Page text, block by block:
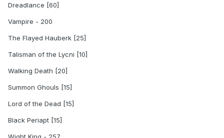
Dreadlance [60]
Vampire - 200
The Flayed Hauberk [25]
Talisman of the Lycni [10]
Walking Death [20]
Summon Ghouls [15]
Lord of the Dead [15]
Black Periapt [15]
Wight King - 257